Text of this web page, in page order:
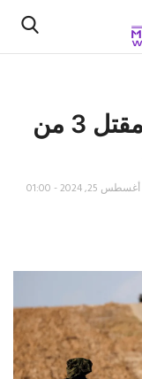
الجيش الإسرائيلي يعلن مقتل 3 من
أغسطس 25, 2024 - 01:00